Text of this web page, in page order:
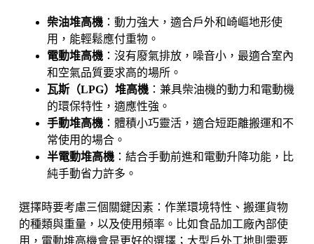
柴油堆高機：動力強大，適合戶外和崎嶇地形使
用，能輕鬆應付重物。
電動堆高機：沒有廢氣排放，噪音小，最適合室內
和空氣品質要求高的場所。
瓦斯（LPG）堆高機：兼具柴油機的動力和電動機
的環保特性，適應性強。
手動堆高機：體積小巧靈活，適合短距離搬運和不
常使用的場合。
半電動堆高機：結合手動前進和電動升降功能，比
純手動省力許多。
選擇時要考慮三個關鍵因素：作業環境特性、搬運貨物
的種類與重量，以及使用頻率。比如食品加工廠內部使
用，電動堆高機會是更好的選擇；大型戶外工地則需要